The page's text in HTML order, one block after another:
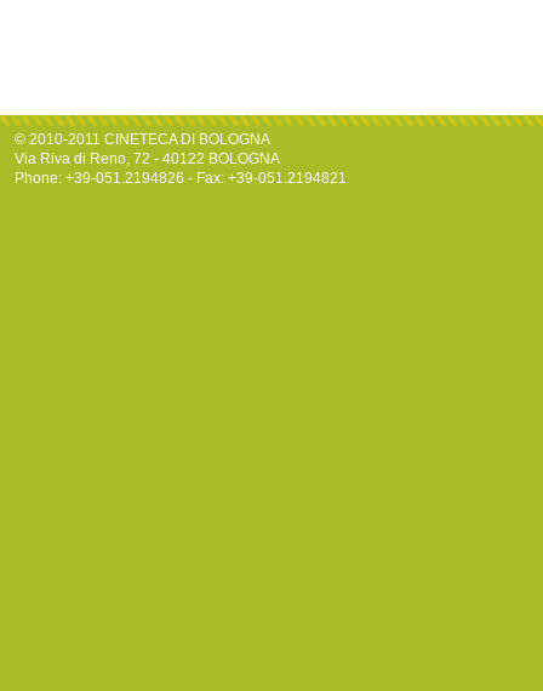
© 2010-2011 CINETECA DI BOLOGNA
Via Riva di Reno, 72 - 40122 BOLOGNA
Phone: +39-051.2194826 - Fax: +39-051.2194821